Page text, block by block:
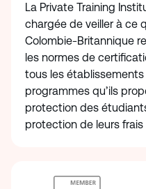
La Private Training
chargée de veiller à ce
Colombie-Britannique
les normes de
tous les
programmes qu’ils
protection des
protection de leurs frais